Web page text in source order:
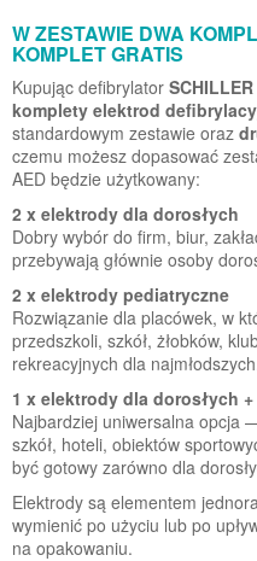
W ZESTAWIE DWA
KOMPLET GRATIS
Kupując defibrylator SCHILLER
komplety elektrod
standardowym zestawie oraz
czemu możesz dopasować
AED będzie użytkowany:
2 x elektrody dla dorosłych
Dobry wybór do firm, biur,
przebywają głównie osoby
2 x elektrody pediatryczne
Rozwiązanie dla placówek, w
przedszkoli, szkół, żłobków,
rekreacyjnych dla
1 x elektrody dla dorosłych
Najbardziej uniwersalna opcja
szkół, hoteli, obiektów
być gotowy zarówno dla
Elektrody są elementem
wymienić po użyciu lub po
na opakowaniu.